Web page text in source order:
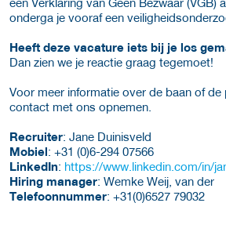
onderga je vooraf een
Heeft deze vacature iets bij je los
Dan zien we je reactie graag tegemoet!
Voor meer informatie over de baan of de
contact met ons opnemen.
Recruiter: Jane Duinisveld
Mobiel: +31 (0)6-294 07566
LinkedIn: https://www.linkedin.com/in/
Hiring manager: Wemke Weij, van der
Telefoonnummer: +31(0)6527 79032